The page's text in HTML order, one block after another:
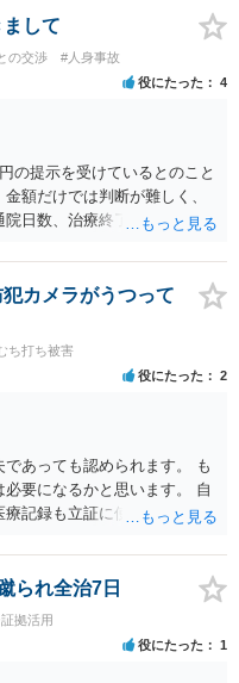
して
の交渉 #人身事故
役にたった 4
の提示を受けているとのこと
額だけでは判断が難しく、
日数、治療終了の経緯、後
示される慰謝料額について
討できる場合がありますの
護士に個別に相談すること
ら届いている示談金額の提
治療開始日及び治療終了日
残っているか ・叔母様ご本人
事故で利用できる弁護士費
母様ご本人となりますの
本人の依頼意思等を確認す
思疎通が難しいとのことです
頼意思の確認方法等を検討
カメラがうつって
ち打ち被害
役にたった 2
あっても認められます。 も
要になるかと思います。 自
記録も立証に使えるかと思
られ全治7日
拠活用
役にたった 1